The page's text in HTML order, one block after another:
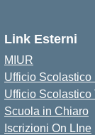
Link Esterni
MIUR
Ufficio
Ufficio Scolastico
Scuola in Chiaro
Iscrizioni On LIne